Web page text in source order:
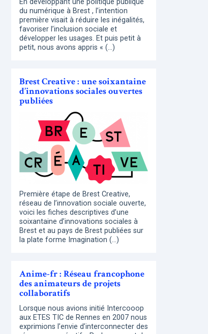
En développant une politique publique
du numérique à Brest , l’intention
première visait à réduire les inégalités,
favoriser l’inclusion sociale et
développer les usages. Et puis petit à
petit, nous avons appris « (…)
Brest Creative : une soixantaine
d’innovations sociales ouvertes
publiées
Première étape de Brest Creative,
réseau de l’innovation sociale ouverte,
voici les fiches descriptives d’une
soixantaine d’innovations sociales à
Brest et au pays de Brest publiées sur
la plate forme Imagination (…)
Anime-fr : Réseau francophone
des animateurs de projets
collaboratifs
Lorsque nous avions initié Intercooop
aux ETES TIC de Rennes en 2007 nous
exprimions l’envie d’interconnecter des